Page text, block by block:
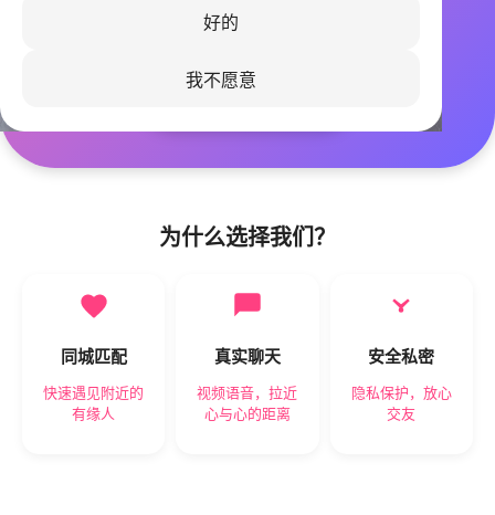
好的
我不愿意
同城快速匹配，马上认识身边的TA
立即下载
为什么选择我们？
同城匹配
快速遇见附近的
有缘人
真实聊天
视频语音，拉近
心与心的距离
安全私密
隐私保护，放心
交友